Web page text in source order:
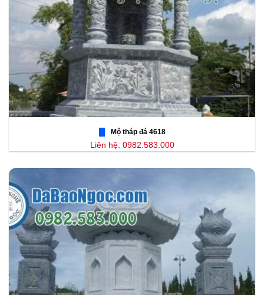
Mộ tháp đá 4618
Liên hệ: 0982.583.000